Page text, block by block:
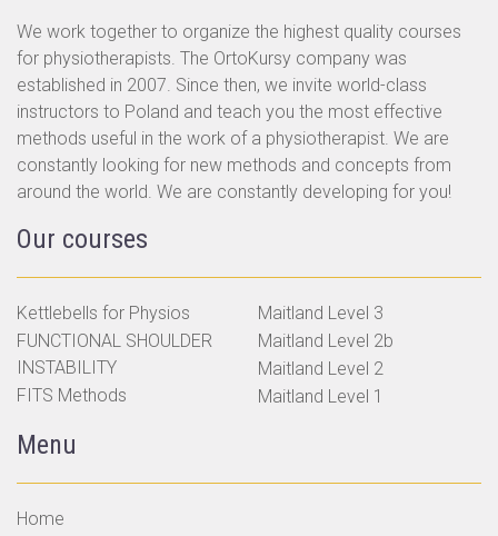
We work together to organize the highest quality courses
for physiotherapists. The OrtoKursy company was
established in 2007. Since then, we invite world-class
instructors to Poland and teach you the most effective
methods useful in the work of a physiotherapist. We are
constantly looking for new methods and concepts from
around the world. We are constantly developing for you!
Our courses
Kettlebells for Physios
FUNCTIONAL SHOULDER
INSTABILITY
FITS Methods
Maitland Level 3
Maitland Level 2b
Maitland Level 2
Maitland Level 1
Menu
Home